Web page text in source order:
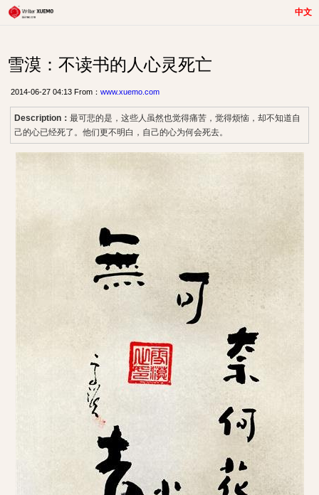
中文
雪漠：不读书的人心灵死亡
2014-06-27 04:13 From： www.xuemo.com
Description： 最可悲的是，这些人虽然也觉得痛苦，觉得烦恼，却不知道自
己的心已经死了。他们更不明白，自己的心为何会死去。